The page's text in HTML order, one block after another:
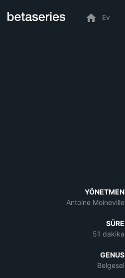
Ev
YÖNETMEN
Antoine Moineville
SÜRE
51 dakika
GENUS
Belgesel